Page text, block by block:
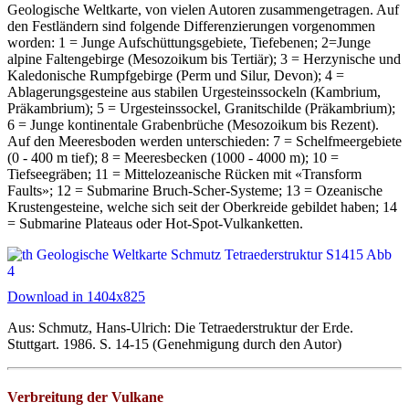
Geologische Weltkarte, von vielen Autoren zusammengetragen. Auf
den Festländern sind folgende Differenzierungen vorgenommen
worden: 1 = Junge Aufschüttungsgebiete, Tiefebenen; 2=Junge
alpine Faltengebirge (Mesozoikum bis Tertiär); 3 = Herzynische und
Kaledonische Rumpfgebirge (Perm und Silur, Devon); 4 =
Ablagerungsgesteine aus stabilen Urgesteinssockeln (Kambrium,
Präkambrium); 5 = Urgesteinssockel, Granitschilde (Präkambrium);
6 = Junge kontinentale Grabenbrüche (Mesozoikum bis Rezent).
Auf den Meeresboden werden unterschieden: 7 = Schelfmeergebiete
(0 - 400 m tief); 8 = Meeresbecken (1000 - 4000 m); 10 =
Tiefseegräben; 11 = Mittelozeanische Rücken mit «Transform
Faults»; 12 = Submarine Bruch-Scher-Systeme; 13 = Ozeanische
Krustengesteine, welche sich seit der Oberkreide gebildet haben; 14
= Submarine Plateaus oder Hot-Spot-Vulkanketten.
Download in 1404x825
Aus: Schmutz, Hans-Ulrich: Die Tetraederstruktur der Erde.
Stuttgart. 1986. S. 14-15 (Genehmigung durch den Autor)
Verbreitung der Vulkane